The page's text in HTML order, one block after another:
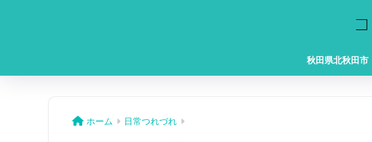
秋田県北秋田市
ホーム 日常つれづれ